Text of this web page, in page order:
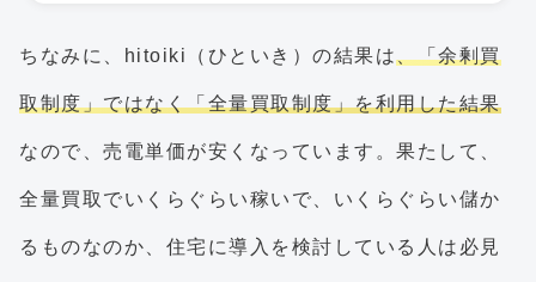
ちなみに、hitoiki（ひといき）の結果は、「余剰買
取制度」ではなく「全量買取制度」を利用した結果
なので、売電単価が安くなっています。果たして、
全量買取でいくらぐらい稼いで、いくらぐらい儲か
るものなのか、住宅に導入を検討している人は必見